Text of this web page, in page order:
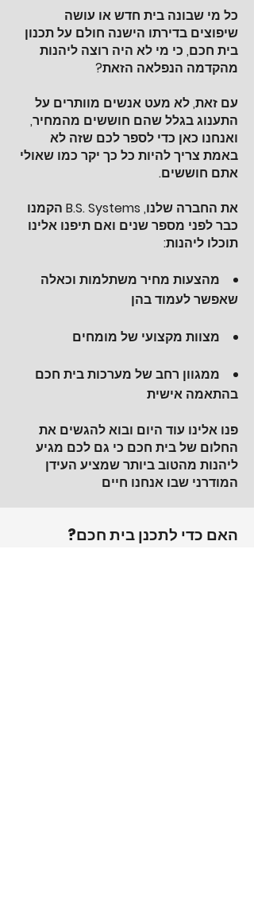
כל מי שבונה בית חדש או עושה
שיפוצים בדירתו הישנה חולם על תכנון
בית חכם, כי מי לא היה רוצה ליהנות
מהקדמה הנפלאה הזאת?
עם זאת, לא מעט אנשים מוותרים על
התענוג בגלל שהם חוששים מהמחיר,
ואנחנו כאן כדי לספר לכם שזה לא
באמת צריך להיות כל כך יקר כמו שאולי
אתם חוששים.
את החברה שלנו, B.S. Systems הקמנו
כבר לפני מספר שנים ואם תיפנו אלינו
תוכלו ליהנות:
מהצעות מחיר משתלמות וכאלה
שאפשר לעמוד בהן
מצוות מקצועי של מומחים
ממגוון רחב של מערכות בית חכם
בהתאמה אישית​
פנו אלינו עוד היום ובוא להגשים את
החלום של בית חכם כי גם לכם מגיע
ליהנות מהטוב ביותר שמציע העידן
המודרני שבו אנחנו חיים
האם כדי לתכנן בית חכם?